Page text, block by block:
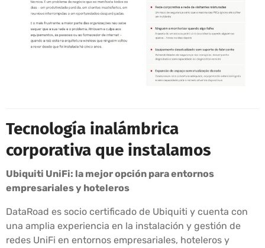
Tecnología inalámbrica
corporativa que instalamos
Ubiquiti UniFi: la mejor opción para entornos
empresariales y hoteleros
DataRoad es socio certificado de Ubiquiti y cuenta con
una amplia experiencia en la instalación y gestión de
redes UniFi en entornos empresariales, hoteleros y